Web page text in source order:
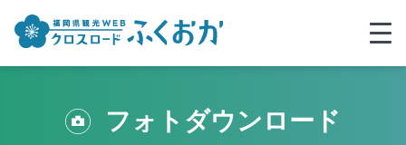
フォトダウンロード